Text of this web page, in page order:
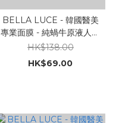
BELLA LUCE - 韓國醫美
專業面膜 - 純蝸牛原液人參
皂苷去斑滋養細胞面膜
30g x 10片 (11月到期)
HK$138.00
HK$69.00